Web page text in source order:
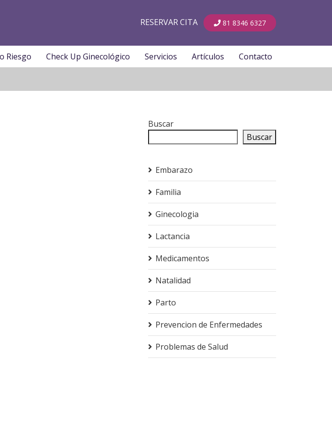
RESERVAR CITA 81 8346 6327
Riesgo Check Up Ginecológico Servicios Artículos Contacto
Buscar
Buscar
Embarazo
Familia
Ginecologia
Lactancia
Medicamentos
Natalidad
Parto
Prevencion de Enfermedades
Problemas de Salud